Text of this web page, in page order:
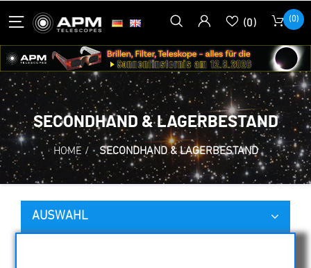
(0) (0)
SECONDHAND & LAGERBESTAND
HOME / SECONDHAND & LAGERBESTAND
AUSWAHL